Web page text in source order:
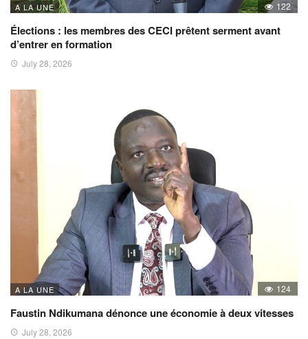
A LA UNE 122
Élections : les membres des CECI prêtent serment avant
d’entrer en formation
July 28, 2026
A LA UNE 124
Faustin Ndikumana dénonce une économie à deux vitesses
July 28, 2026